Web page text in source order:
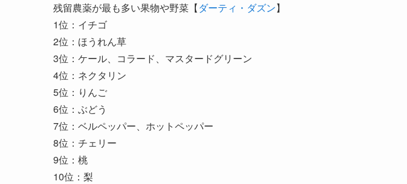
残留農薬が最も多い果物や野菜【ダーティ・ダズン】
1位：イチゴ
2位：ほうれん草
3位：ケール、コラード、マスタードグリーン
4位：ネクタリン
5位：りんご
6位：ぶどう
7位：ベルペッパー、ホットペッパー
8位：チェリー
9位：桃
10位：梨